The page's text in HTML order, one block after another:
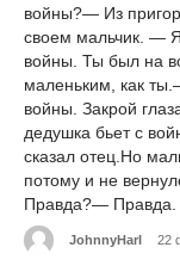
войны?— Из
своем мальчик. —
войны. Ты был на
маленьким, как
войны. Закрой
дедушка бьет с
сказал отец.Но
потому и не
Правда?— Правда.
JohnnyHarI 22